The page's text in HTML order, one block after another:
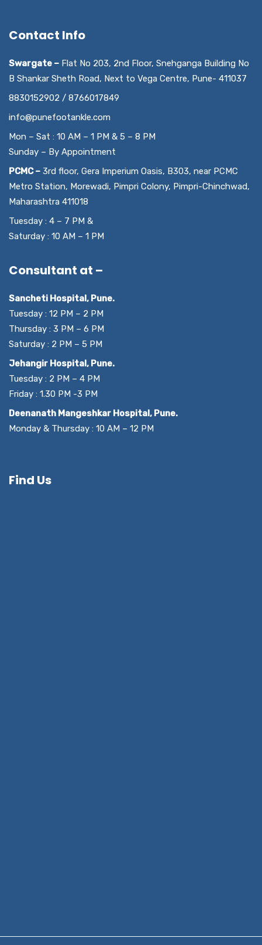
Contact Info
Swargate – Flat No 203, 2nd Floor, Snehganga Building No
B Shankar Sheth Road, Next to Vega Centre, Pune- 411037
8830152902 / 8766017849
info@punefootankle.com
Mon – Sat : 10 AM – 1 PM & 5 – 8 PM
Sunday – By Appointment
PCMC – 3rd floor, Gera Imperium Oasis, B303, near PCMC
Metro Station, Morewadi, Pimpri Colony, Pimpri-Chinchwad,
Maharashtra 411018
Tuesday : 4 – 7 PM &
Saturday : 10 AM – 1 PM
Consultant at –
Sancheti Hospital, Pune.
Tuesday : 12 PM – 2 PM
Thursday : 3 PM – 6 PM
Saturday : 2 PM – 5 PM
Jehangir Hospital, Pune.
Tuesday : 2 PM – 4 PM
Friday : 1.30 PM -3 PM
Deenanath Mangeshkar Hospital, Pune.
Monday & Thursday : 10 AM – 12 PM
Find Us